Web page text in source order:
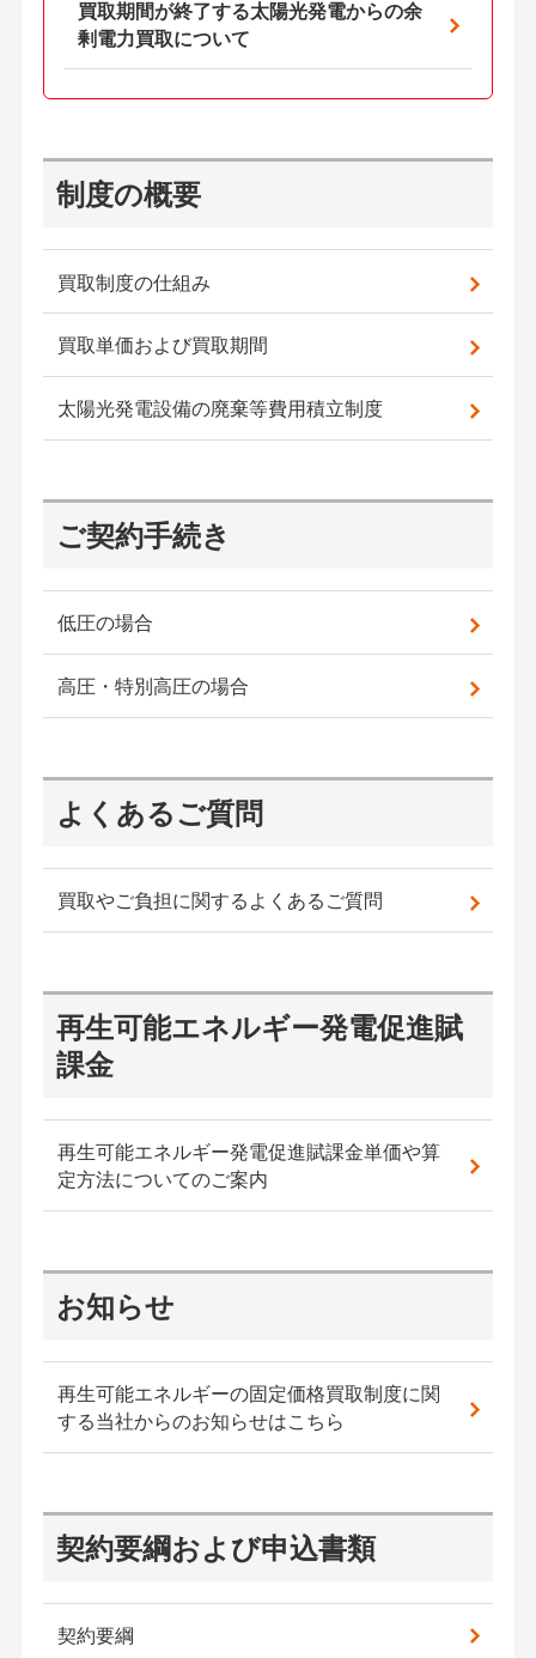
買取期間が終了する太陽光発電からの余
剰電力買取について
制度の概要
買取制度の仕組み
買取単価および買取期間
太陽光発電設備の廃棄等費用積立制度
ご契約手続き
低圧の場合
高圧・特別高圧の場合
よくあるご質問
買取やご負担に関するよくあるご質問
再生可能エネルギー発電促進賦
課金
再生可能エネルギー発電促進賦課金単価や算
定方法についてのご案内
お知らせ
再生可能エネルギーの固定価格買取制度に関
する当社からのお知らせはこちら
契約要綱および申込書類
契約要綱